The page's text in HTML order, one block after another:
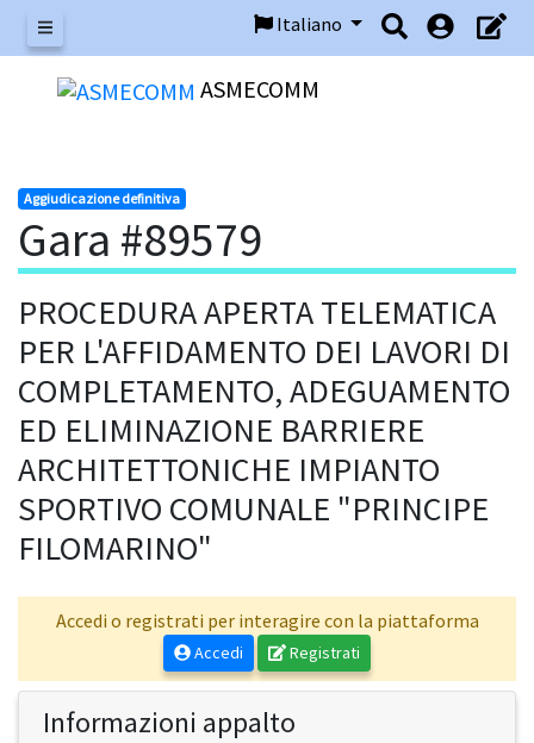
Menu
Italiano
ASMECOMM
Aggiudicazione definitiva
Gara #89579
PROCEDURA APERTA TELEMATICA
PER L'AFFIDAMENTO DEI LAVORI DI
COMPLETAMENTO, ADEGUAMENTO
ED ELIMINAZIONE BARRIERE
ARCHITETTONICHE IMPIANTO
SPORTIVO COMUNALE "PRINCIPE
FILOMARINO"
Accedi o registrati per interagire con la piattaforma
Accedi Registrati
Informazioni appalto